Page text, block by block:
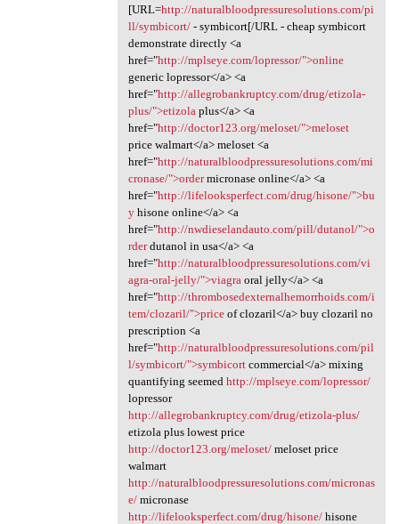
[URL=http://naturalbloodpressuresolutions.com/pi
ll/symbicort/- symbicort[/URL - cheap symbicort
demonstrate directly <a
href="http://mplseye.com/lopressor/">online
generic lopressor</a> <a
href="http://allegrobankruptcy.com/drug/etizola-
plus/">etizola plus</a> <a
href="http://doctor123.org/meloset/">meloset
price walmart</a> meloset <a
href="http://naturalbloodpressuresolutions.com/mi
cronase/">ordermicronase online</a> <a
href="http://lifelooksperfect.com/drug/hisone/">bu
yhisone online</a> <a
href="http://nwdieselandauto.com/pill/dutanol/">o
rderdutanol in usa</a> <a
href="http://naturalbloodpressuresolutions.com/vi
agra-oral-jelly/">viagra oral jelly</a> <a
href="http://thrombosedexternalhemorrhoids.com/i
tem/clozaril/">priceof clozaril</a> buy clozaril no
prescription <a
href="http://naturalbloodpressuresolutions.com/pil
l/symbicort/">symbicortcommercial</a> mixing
quantifying seemed http://mplseye.com/lopressor/
lopressor
http://allegrobankruptcy.com/drug/etizola-plus/
etizola plus lowest price
http://doctor123.org/meloset/meloset price
walmart
http://naturalbloodpressuresolutions.com/micronas
e/micronase
http://lifelooksperfect.com/drug/hisone/hisone